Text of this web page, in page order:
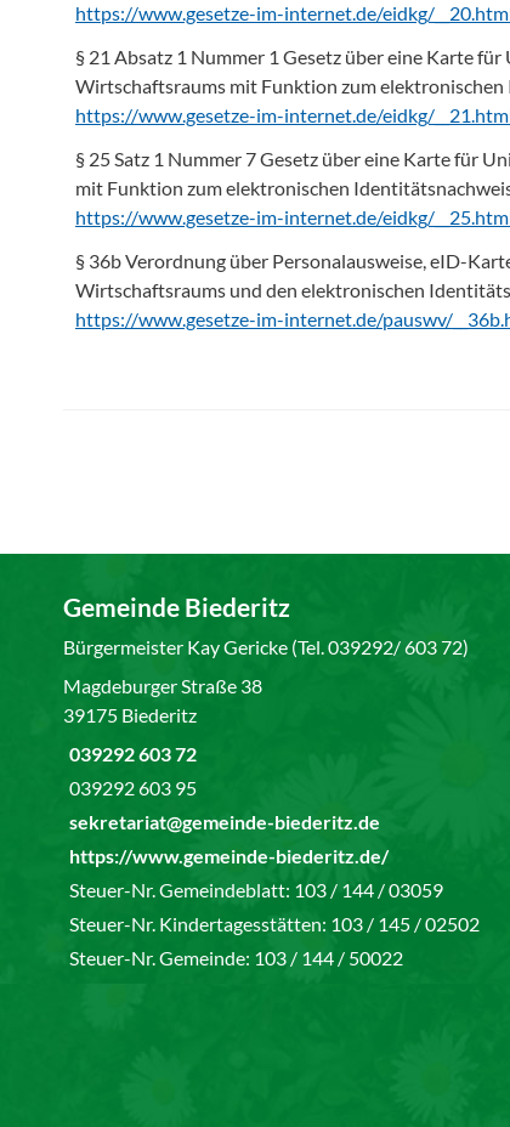
https://www.gesetze-im-internet.de/eidkg/
§ 21 Absatz 1 Nummer 1 Gesetz über eine Karte
Wirtschaftsraums mit Funktion zum
https://www.gesetze-im-internet.de/eidkg/
§ 25 Satz 1 Nummer 7 Gesetz über eine Karte für
mit Funktion zum elektronischen
https://www.gesetze-im-internet.de/eidkg/
§ 36b Verordnung über Personalausweise, eID-
Wirtschaftsraums und den elektronischen
https://www.gesetze-im-internet.de/pauswv/
Gemeinde Biederitz
Bürgermeister Kay Gericke (Tel. 039292/ 603 72)
Magdeburger Straße 38
39175 Biederitz
039292 603 72
039292 603 95
sekretariat@gemeinde-biederitz.de
https://www.gemeinde-biederitz.de/
Steuer-Nr. Gemeindeblatt: 103 / 144 / 03059
Steuer-Nr. Kindertagesstätten: 103 / 145 / 02502
Steuer-Nr. Gemeinde: 103 / 144 / 50022